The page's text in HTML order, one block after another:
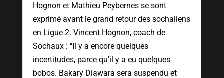
Hognon et Mathieu Peybernes se sont
exprimé avant le grand retour des sochaliens
en Ligue 2. Vincent Hognon, coach de
Sochaux : "Il y a encore quelques
incertitudes, parce qu'il y a eu quelques
bobos. Bakary Diawara sera suspendu et